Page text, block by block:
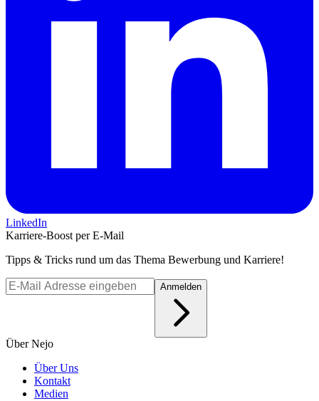
LinkedIn
Karriere-Boost per E-Mail
Tipps & Tricks rund um das Thema Bewerbung und Karriere!
Anmelden
Über Nejo
Über Uns
Kontakt
Medien